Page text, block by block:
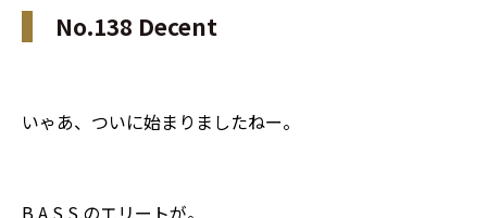
No.138 Decent
いゃあ、ついに始まりましたねー。
B.A.S.S.のエリートが。